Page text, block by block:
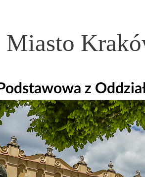
Miasto
z